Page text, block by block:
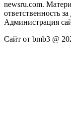
newsru.com.
ответственность
Администрация
Сайт от bmb3 @